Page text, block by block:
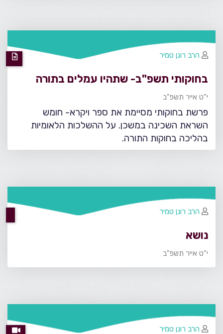
בחוקותי תשפ"ב- שתהיו עמלים בתורה
י"ט אייר תשפ"ב
פרשת בחוקותי מסיימת את ספר ויקרא- חומש
השראת השכינה במשכן. על ההשלכות הלאומיות
בהליכה בחוקות התורה.
הרב רונן טמיר
נושא
י"ט אייר תשפ"ב
הרב רונן טמיר
הרב רונן טמיר